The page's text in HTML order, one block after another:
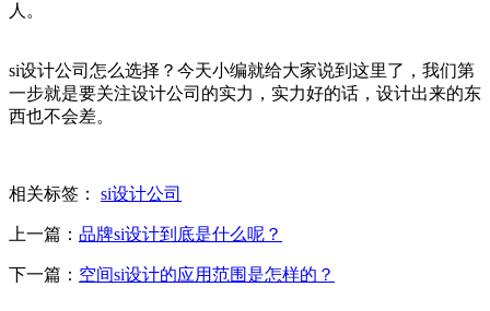
人。
si设计公司怎么选择？今天小编就给大家说到这里了，我们第
一步就是要关注设计公司的实力，实力好的话，设计出来的东
西也不会差。
相关标签： si设计公司
上一篇： 品牌si设计到底是什么呢？
下一篇： 空间si设计的应用范围是怎样的？